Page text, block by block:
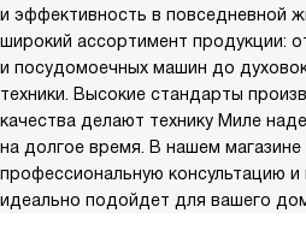
и эффективность в повседневной
широкий ассортимент продукции:
и посудомоечных машин до
техники. Высокие стандарты
качества делают технику Миле
на долгое время. В нашем
профессиональную консультацию и
идеально подойдет для вашего